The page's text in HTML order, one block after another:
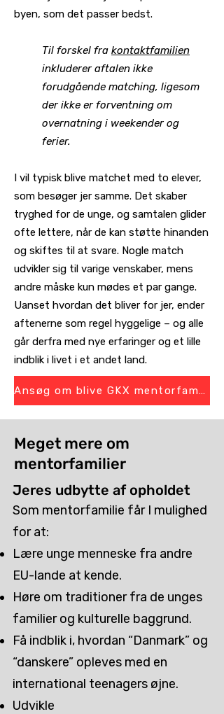
byen, som det passer bedst.
Til forskel fra kontaktfamilien
inkluderer aftalen ikke
forudgående matching, ligesom
der ikke er forventning om
overnatning i weekender og
ferier.
I vil typisk blive matchet med to elever,
som besøger jer samme. Det skaber
tryghed for de unge, og samtalen glider
ofte lettere, når de kan støtte hinanden
og skiftes til at svare. Nogle match
udvikler sig til varige venskaber, mens
andre måske kun mødes et par gange.
Uanset hvordan det bliver for jer, ender
aftenerne som regel hyggelige – og alle
går derfra med nye erfaringer og et lille
indblik i livet i et andet land.
Ansøg om blive GKX mentorfamilie
Meget mere om
mentorfamilier
Jeres udbytte af opholdet
Som mentorfamilie får I mulighed
for at:
Lære unge menneske fra andre
EU-lande at kende.
Høre om traditioner fra de unges
familier og kulturelle baggrund.
Få indblik i, hvordan “Danmark” og
“danskere” opleves med en
international teenagers øjne.
Udvikle